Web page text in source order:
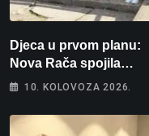
Djeca u prvom planu:
Nova Rača spojila
nogomet,
projekt
10. KOLOVOZA 2026.